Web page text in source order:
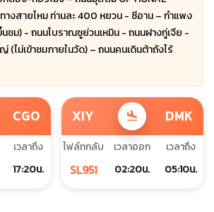
ทางสายไหม ท่านละ 400 หยวน - ซีอาน – กำแพง
นชม) - ถนนโบราณซูย่วนเหมิน - ถนนฝางกู่เจีย -
(ไม่เข้าชมภายในวัด) – ถนนคนเดินต้าถังไร้
CGO
เวลาถึง
17:20น.
XIY flight_land DMK
ไฟล์ทกลับ
SL951
เวลาออก
02:20น.
เวลาถึง
05:10น.